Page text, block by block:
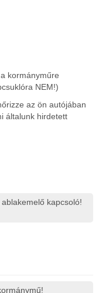
kormányműre
NEM!)
az ön autójában
általunk hirdetett
kapcsoló!